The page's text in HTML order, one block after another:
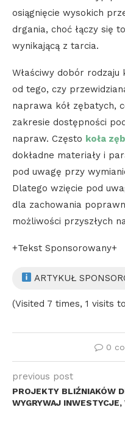
osiągnięcie wysokich
drgania, choć łączy się
wynikającą z tarcia.
Właściwy dobór
od tego, czy
naprawa kół zębatych,
zakresie dostępności
napraw. Często koła
dokładne materiały i
pod uwagę przy
Dlatego wzięcie pod
dla zachowania
możliwości przyszłych
+Tekst Sponsorowany+
ARTYKUŁ
(Visited 7 times, 1 visits
0
previous post
PROJEKTY BLIŹNIAKÓW
WYGRYWAJ